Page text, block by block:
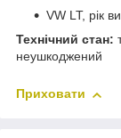
VW LT, рік
Технічний стан:
неушкоджений
Приховати